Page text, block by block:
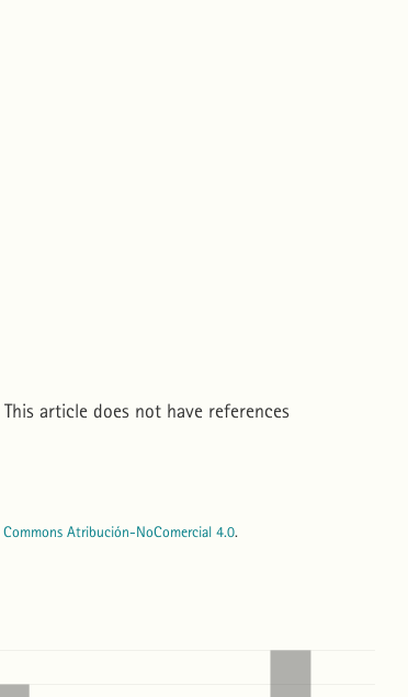
article does not have references
Commons Atribución-NoComercial 4.0.